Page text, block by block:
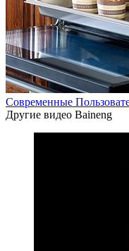
Современные
Другие видео Baineng